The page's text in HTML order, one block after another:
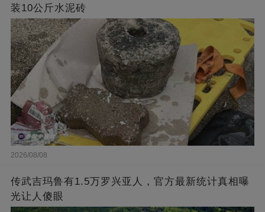
装10公斤水泥砖
2026/08/08
传武吉玛鲁有1.5万罗兴亚人，官方最新统计真相曝
光让人傻眼